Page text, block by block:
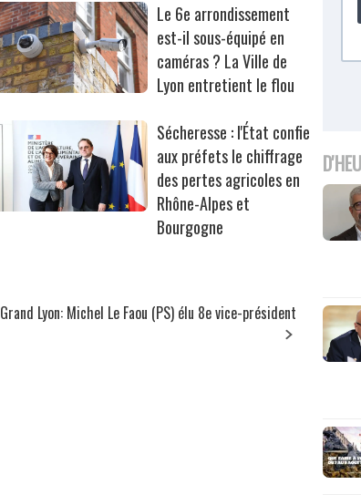
Le 6e arrondissement
est-il sous-équipé en
caméras ? La Ville de
Lyon entretient le flou
Sécheresse : l'État confie
aux préfets le chiffrage
des pertes agricoles en
Rhône-Alpes et
Bourgogne
Grand Lyon: Michel Le Faou (PS) élu 8e vice-président